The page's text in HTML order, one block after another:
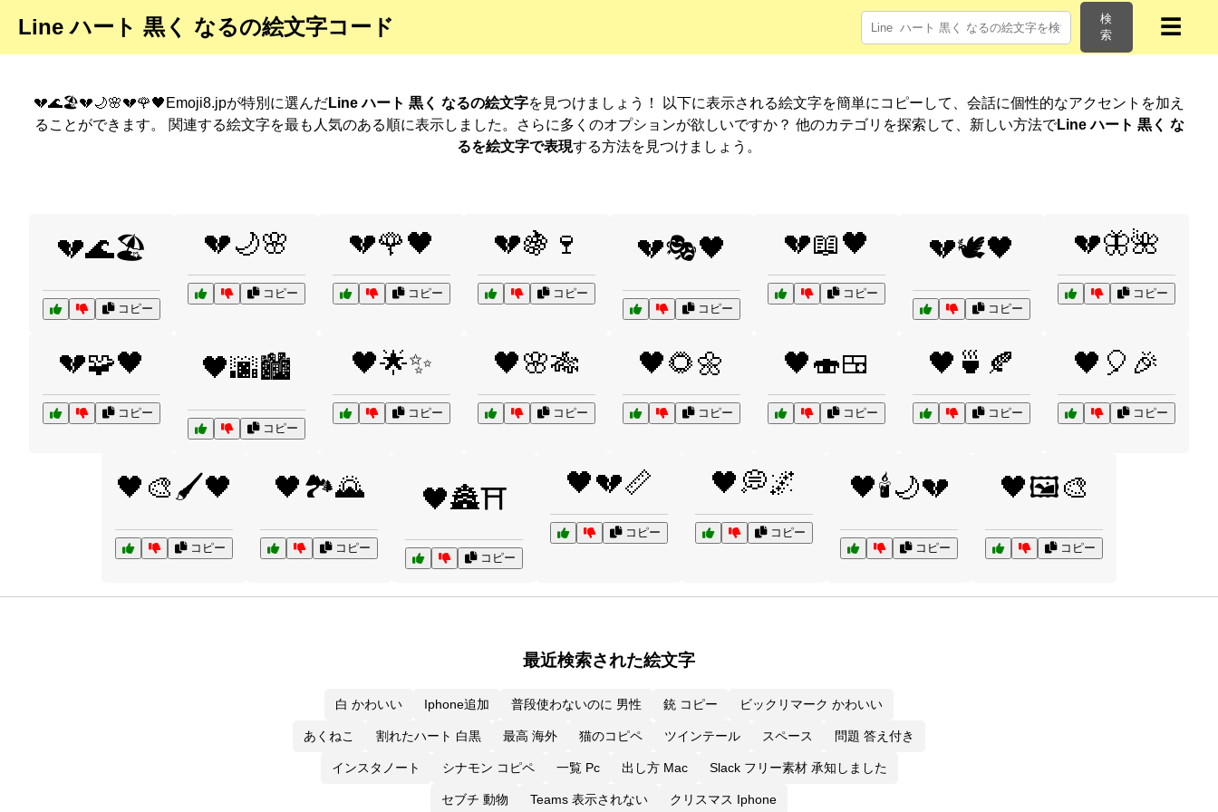
Line ハート 黒く なるの絵文字コード
検
索
☰
💔🌊🏖️💔🌙🌸💔🌹🖤Emoji8.jpが特別に選んだLine ハート 黒く なるの絵文字を見つけましょう！ 以下に表示される絵文字を簡単にコピーして、会話に個性的なアクセントを加え
ることができます。 関連する絵文字を最も人気のある順に表示しました。さらに多くのオプションが欲しいですか？ 他のカテゴリを探索して、新しい方法でLine ハート 黒く な
るを絵文字で表現する方法を見つけましょう。
💔🌊🏖️
コピー
💔🌙🌸
コピー
💔🌹🖤
コピー
💔🍇🍷
コピー
💔🎭🖤
コピー
💔📖🖤
コピー
💔🕊️🖤
コピー
💔🦋🌺
コピー
💔🧩🖤
コピー
🖤🌆🏙️
コピー
🖤🌟✨
コピー
🖤🌸🎋
コピー
🖤🌻🌼
コピー
🖤🍣🍱
コピー
🖤🍵🍂
コピー
🖤🎈🎉
コピー
🖤🎨🖌️🖤
コピー
🖤🏞️🌄
コピー
🖤🏯⛩️
コピー
🖤💔📏
コピー
🖤💭🌌
コピー
🖤🕯️🌙💔
コピー
🖤🖼️🎨
コピー
最近検索された絵文字
白 かわいい Iphone追加 普段使わないのに 男性 銃 コピー ビックリマーク かわいい
あくねこ 割れたハート 白黒 最高 海外 猫のコピペ ツインテール スペース 問題 答え付き
インスタノート シナモン コピペ 一覧 Pc 出し方 Mac Slack フリー素材 承知しました
セブチ 動物 Teams 表示されない クリスマス Iphone